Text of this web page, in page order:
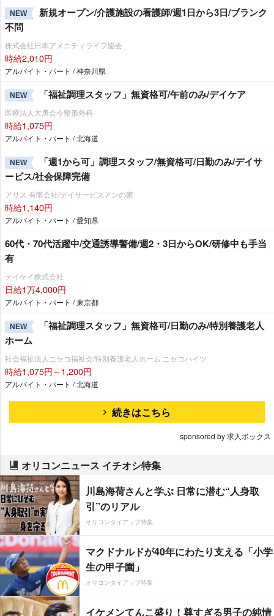
NEW
新規オープン/介護施設の看護師/週1日から3日/ブランク
不問
株式会社日本アメニティライフ協会
時給2,010円
アルバイト・パート / 神奈川県
NEW 「福祉調理スタッフ」無資格可/午前のみ/デイケア
医療法人大庚会今整形外科
時給1,075円
アルバイト・パート / 北海道
NEW
「週1から可」調理スタッフ/無資格可/日勤のみ/デイサ
ービス/社会保障完備
アリス 有限会社/デイサービスアンの家
時給1,140円
アルバイト・パート / 愛知県
60代・70代活躍中/交通誘導警備/週2・3日からOK/研修中も手当
有
テイケイ株式会社
日給1万4,000円
アルバイト・パート / 東京都
NEW
「福祉調理スタッフ」無資格可/日勤のみ/特別養護老人
ホーム
社会福祉法人ニセコ福祉会/特別養護老人ホーム ニセコハイツ
時給1,075円～1,200円
アルバイト・パート / 北海道
続きはこちら
sponsored by 求人ボックス
オリコンニュース イチオシ特集
川島海荷さんと学ぶ 日常に潜む“人身取
引”のリアル
オリコンタイアップ特集
マクドナルドが40年にわたり支える「小学
生の甲子園」
オリコンタイアップ特集
イケメンてんこ盛り！尊すぎる男子の純情